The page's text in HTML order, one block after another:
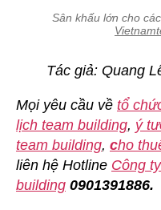
Sân khấu lớn cho
Tác giả: Quang
Mọi yêu cầu về tổ
lịch team building, ý
team building, cho
liên hệ Hotline Công
building 0901391886.